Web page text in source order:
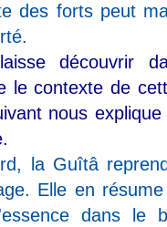
des forts peut
découvrir
le contexte de
nous
la Guîtâ
Elle en
dans le